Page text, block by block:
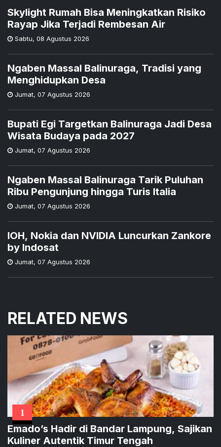
Skylight Rumah Bisa Meningkatkan Risiko
Rayap Jika Terjadi Rembesan Air
Sabtu, 08 Agustus 2026
Ngaben Massal Balinuraga, Tradisi yang
Menghidupkan Desa
Jumat, 07 Agustus 2026
Bupati Egi Targetkan Balinuraga Jadi Desa
Wisata Budaya pada 2027
Jumat, 07 Agustus 2026
Ngaben Massal Balinuraga Tarik Puluhan
Ribu Pengunjung hingga Turis Italia
Jumat, 07 Agustus 2026
IOH, Nokia dan NVIDIA Luncurkan Zankore
by Indosat
Jumat, 07 Agustus 2026
RELATED NEWS
1
Emado’s Hadir di Bandar Lampung, Sajikan
Kuliner Autentik Timur Tengah